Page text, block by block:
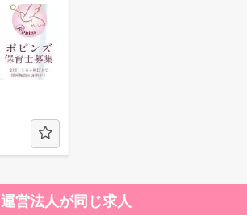
運営法人が同じ求人